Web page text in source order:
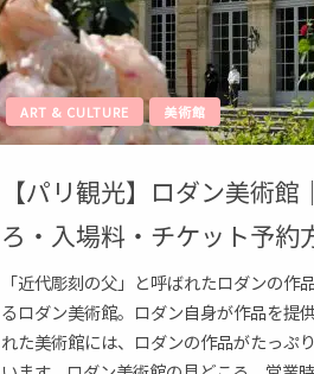
ART & CULTURE 美術館
【パリ観光】ロダン美術館
ろ・入場料・チケット予約
「近代彫刻の父」と呼ばれたロダンの作
るロダン美術館。ロダン自身が作品を提
れた美術館には、ロダンの作品がたっぷ